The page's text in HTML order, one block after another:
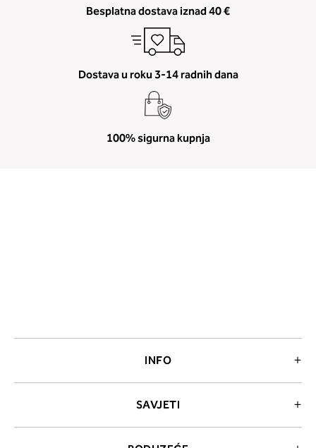
Besplatna dostava iznad 40 €
Dostava u roku 3-14 radnih dana
100% sigurna kupnja
INFO
SAVJETI